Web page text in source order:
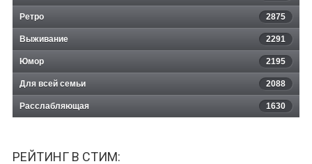
Ретро 2875
Выживание 2291
Юмор 2195
Для всей семьи 2088
Расслабляющая 1630
РЕЙТИНГ В СТИМ: